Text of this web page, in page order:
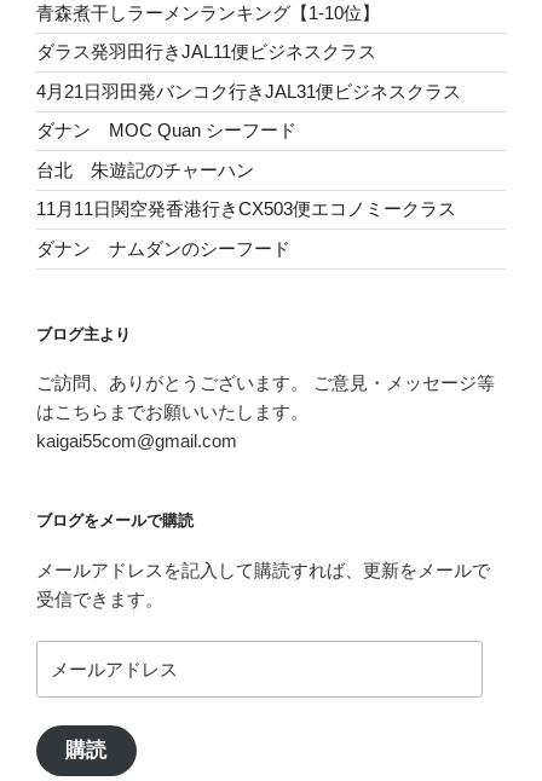
青森煮干しラーメンランキング【1-10位】
ダラス発羽田行きJAL11便ビジネスクラス
4月21日羽田発バンコク行きJAL31便ビジネスクラス
ダナン MOC Quan シーフード
台北 朱遊記のチャーハン
11月11日関空発香港行きCX503便エコノミークラス
ダナン ナムダンのシーフード
ブログ主より
ご訪問、ありがとうございます。 ご意見・メッセージ等
はこちらまでお願いいたします。
kaigai55com@gmail.com
ブログをメールで購読
メールアドレスを記入して購読すれば、更新をメールで
受信できます。
ー
ア
ド
購読